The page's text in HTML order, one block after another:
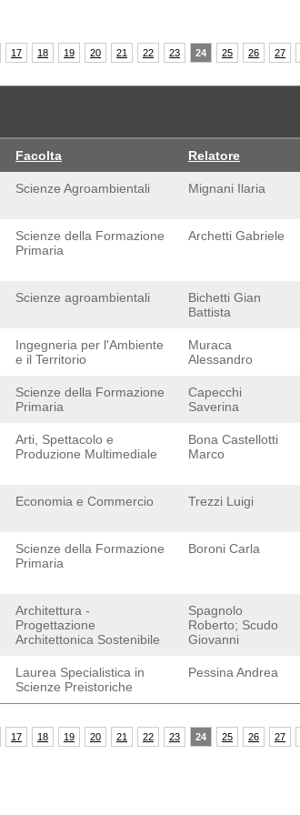
17 18 19 20 21 22 23 24 25 26 27
Facolta Relatore
Scienze Agroambientali Mignani Ilaria
Scienze della Formazione
Primaria
Archetti Gabriele
Scienze agroambientali
Bichetti Gian
Battista
Ingegneria per l'Ambiente
e il Territorio
Muraca
Alessandro
Scienze della Formazione
Primaria
Capecchi
Saverina
Arti, Spettacolo e
Produzione Multimediale
Bona Castellotti
Marco
Economia e Commercio Trezzi Luigi
Scienze della Formazione
Primaria
Boroni Carla
Architettura -
Progettazione
Architettonica Sostenibile
Spagnolo
Roberto; Scudo
Giovanni
Laurea Specialistica in
Scienze Preistoriche
Pessina Andrea
17 18 19 20 21 22 23 24 25 26 27